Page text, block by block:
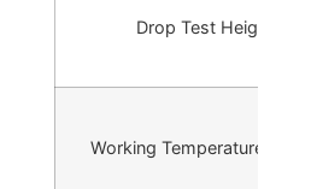
Drop Test Height
Working Temperature Range